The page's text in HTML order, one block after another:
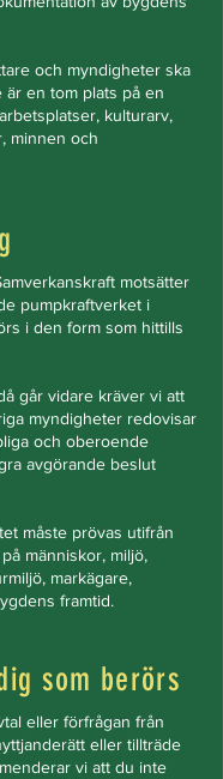
och myndigheter ska
är en tom plats på en
kulturarv,
minnen och
motsätter
pumpkraftverket i
i den form som hittills
går vidare kräver vi att
myndigheter redovisar
och oberoende
avgörande beslut
måste prövas utifrån
människor, miljö,
markägare,
framtid.
som berörs
eller förfrågan från
eller tillträde
vi att du inte